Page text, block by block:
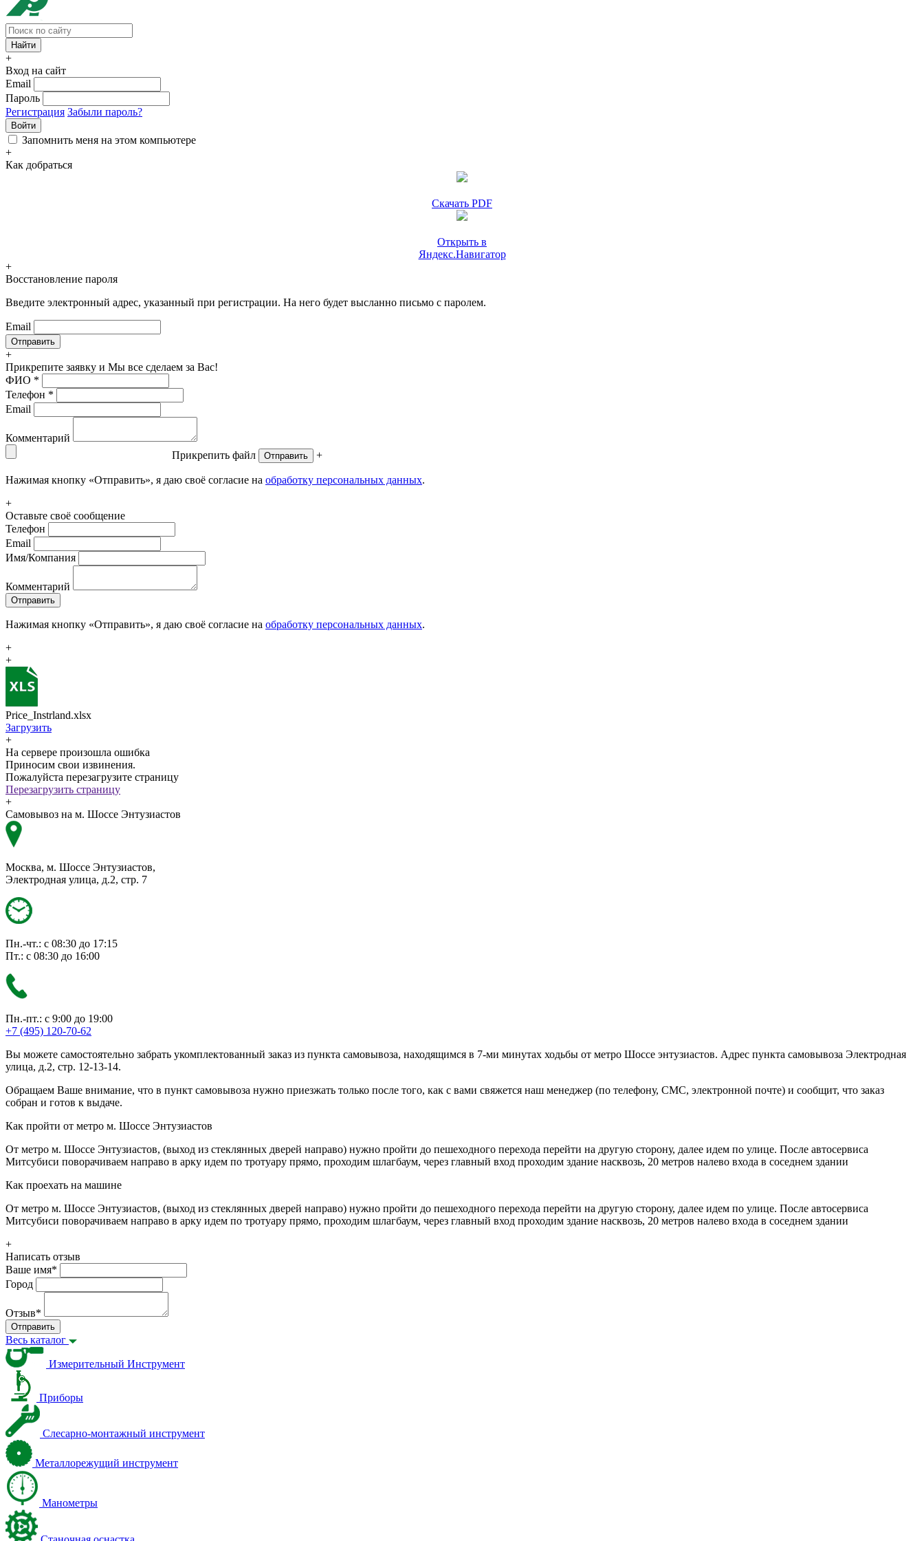
+
Вход на сайт
Email
Пароль
Регистрация Забыли пароль?
Войти
Запомнить меня на этом компьютере
+
Как добраться
Скачать PDF
Открыть в
Яндекс.Навигатор
+
Восстановление пароля
Введите электронный адрес, указанный при регистрации. На него будет высланно письмо с паролем.
Email
+
Прикрепите заявку и Мы все сделаем за Вас!
ФИО *
Телефон *
Email
Комментарий
Прикрепить файл
Отправить +
Нажимая кнопку «Отправить», я даю своё согласие на обработку персональных данных.
+
Оставьте своё сообщение
Телефон
Email
Имя/Компания
Комментарий
Отправить
Нажимая кнопку «Отправить», я даю своё согласие на обработку персональных данных.
+
+
Price_Instrland.xlsx
Загрузить
+
На сервере произошла ошибка
Приносим свои извинения.
Пожалуйста перезагрузите страницу
Перезагрузить страницу
+
Самовывоз на м. Шоссе Энтузиастов
Москва, м. Шоссе Энтузиастов,
Электродная улица, д.2, стр. 7
Пн.-чт.: с 08:30 до 17:15
Пт.: с 08:30 до 16:00
Пн.-пт.: с 9:00 до 19:00
+7 (495) 120-70-62
Вы можете самостоятельно забрать укомплектованный заказ из пункта самовывоза, находящимся в 7-ми минутах ходьбы от метро Шоссе энтузиастов. Адрес пункта самовывоза Электродная
улица, д.2, стр. 12-13-14.
Обращаем Ваше внимание, что в пункт самовывоза нужно приезжать только после того, как с вами свяжется наш менеджер (по телефону, СМС, электронной почте) и сообщит, что заказ
собран и готов к выдаче.
Как пройти от метро м. Шоссе Энтузиастов
От метро м. Шоссе Энтузиастов, (выход из стеклянных дверей направо) нужно пройти до пешеходного перехода перейти на другую сторону, далее идем по улице. После автосервиса
Митсубиси поворачиваем направо в арку идем по тротуару прямо, проходим шлагбаум, через главный вход проходим здание насквозь, 20 метров налево входа в соседнем здании
Как проехать на машине
От метро м. Шоссе Энтузиастов, (выход из стеклянных дверей направо) нужно пройти до пешеходного перехода перейти на другую сторону, далее идем по улице. После автосервиса
Митсубиси поворачиваем направо в арку идем по тротуару прямо, проходим шлагбаум, через главный вход проходим здание насквозь, 20 метров налево входа в соседнем здании
+
Написать отзыв
Ваше имя*
Город
Отзыв*
Отправить
Весь каталог
Измерительный Инструмент
Приборы
Слесарно-монтажный инструмент
Металлорежущий инструмент
Манометры